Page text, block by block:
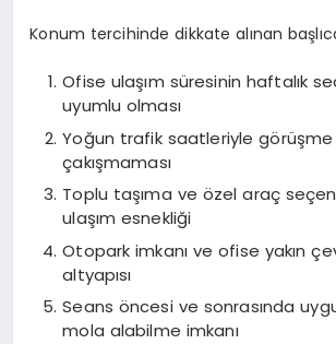
Konum tercihinde dikkate alınan
Ofise ulaşım süresinin haftalık
uyumlu olması
Yoğun trafik saatleriyle görüşme
çakışmaması
Toplu taşıma ve özel araç
ulaşım esnekliği
Otopark imkanı ve ofise yakın
altyapısı
Seans öncesi ve sonrasında
mola alabilme imkanı